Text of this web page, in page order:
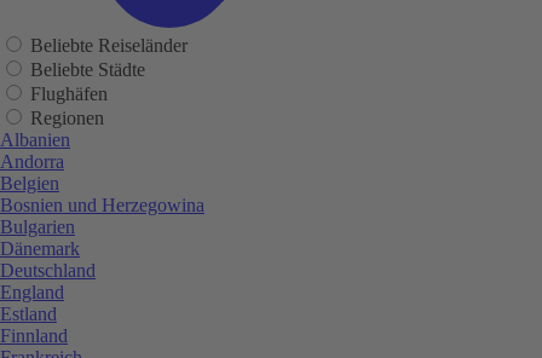
Beliebte Reiseländer
Beliebte Städte
Flughäfen
Regionen
Albanien
Andorra
Belgien
Bosnien und Herzegowina
Bulgarien
Dänemark
Deutschland
England
Estland
Finnland